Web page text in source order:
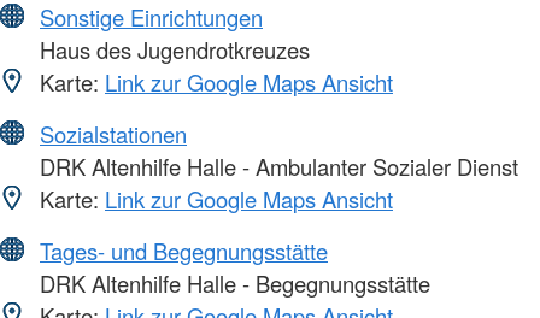
Sonstige Einrichtungen
Haus des Jugendrotkreuzes
Karte: Link zur Google Maps Ansicht
Sozialstationen
DRK Altenhilfe Halle - Ambulanter Sozialer Dienst
Karte: Link zur Google Maps Ansicht
Tages- und Begegnungsstätte
DRK Altenhilfe Halle - Begegnungsstätte